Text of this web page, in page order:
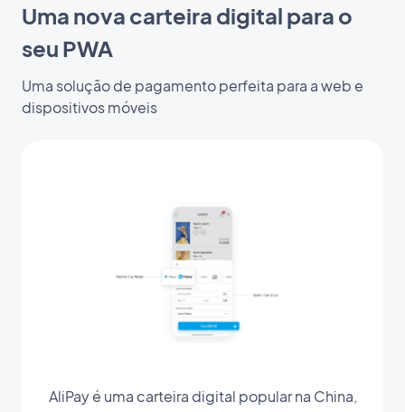
Uma nova carteira digital para o
seu PWA
Uma solução de pagamento perfeita para a web e
dispositivos móveis
AliPay é uma carteira digital popular na China,